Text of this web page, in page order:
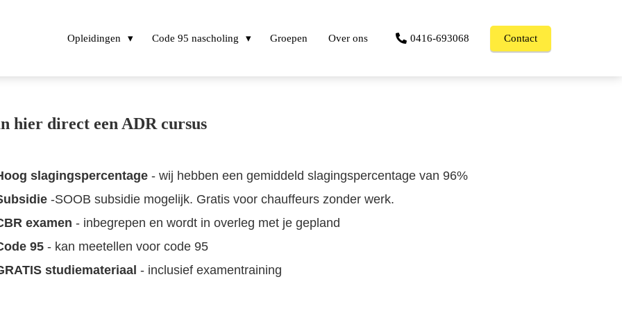
Opleidingen Code 95 nascholing Groepen Over ons 0416-693068 Contact
hier direct een ADR cursus
slagingspercentage - wij hebben een gemiddeld slagingspercentage van 96%
-SOOB subsidie mogelijk. Gratis voor chauffeurs zonder werk.
examen - inbegrepen en wordt in overleg met je gepland
95- kan meetellen voor code 95
studiemateriaal - inclusief examentraining